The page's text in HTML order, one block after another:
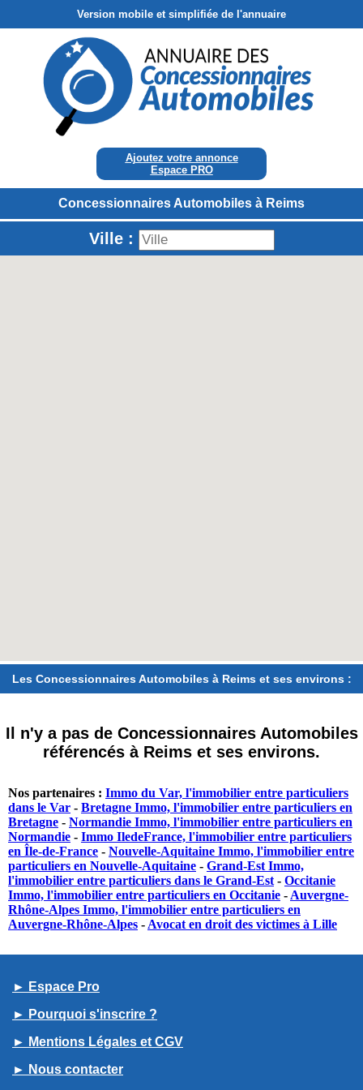
Version mobile et simplifiée de l'annuaire
Ajoutez votre annonce
Espace PRO
Concessionnaires Automobiles à Reims
Ville :
Les Concessionnaires Automobiles à Reims et ses environs :
Il n'y a pas de Concessionnaires Automobiles
référencés à Reims et ses environs.
Nos partenaires : Immo du Var, l'immobilier entre particuliers
dans le Var - Bretagne Immo, l'immobilier entre particuliers en
Bretagne - Normandie Immo, l'immobilier entre particuliers en
Normandie - Immo IledeFrance, l'immobilier entre particuliers
en Île-de-France - Nouvelle-Aquitaine Immo, l'immobilier entre
particuliers en Nouvelle-Aquitaine - Grand-Est Immo,
l'immobilier entre particuliers dans le Grand-Est - Occitanie
Immo, l'immobilier entre particuliers en Occitanie - Auvergne-
Rhône-Alpes Immo, l'immobilier entre particuliers en
Auvergne-Rhône-Alpes - Avocat en droit des victimes à Lille
► Espace Pro
► Pourquoi s'inscrire ?
► Mentions Légales et CGV
► Nous contacter